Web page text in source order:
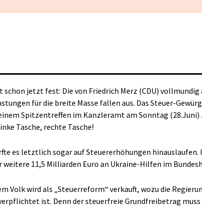
schon jetzt fest: Die von Friedrich Merz (CDU)
für die breite Masse fallen aus. Das Steuer-
Spitzentreffen im Kanzleramt am Sonntag (28.Juni)
Tasche, rechte Tasche!
es letztlich sogar auf Steuererhöhungen hinauslaufen.
weitere 11,5 Milliarden Euro an Ukraine-Hilfen im
Volk wird als „Steuerreform“ verkauft, wozu die
ist. Denn der steuerfreie Grundfreibetrag muss